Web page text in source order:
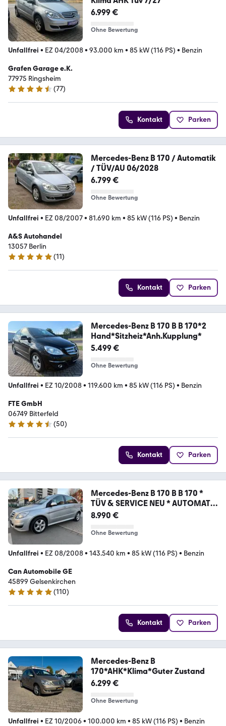
6.999 €
Ohne Bewertung
Unfallfrei • EZ 04/2008• 93.000 km • 85 kW (116 PS) • Benzin
Grafen Garage e.K.
77975 Ringsheim
4.3 Sterne
(77)
Kontakt Parken
Mercedes-Benz B 170 / Automatik
/ TÜV/AU 06/2028
6.799 €
Ohne Bewertung
Unfallfrei • EZ 08/2007• 81.690 km • 85 kW (116 PS) • Benzin
A&S Autohandel
13057 Berlin
5 Sterne
(11)
Kontakt Parken
Mercedes-Benz B 170 B B 170*2
Hand*Sitzheiz*Anh.Kupplung*
5.499 €
Ohne Bewertung
Unfallfrei • EZ 10/2008• 119.600 km • 85 kW (116 PS) • Benzin
FTE GmbH
06749 Bitterfeld
4.3 Sterne
(50)
Kontakt Parken
Mercedes-Benz B 170 B B 170 *
TÜV & SERVICE NEU * AUTOMATIK
*
8.990 €
Ohne Bewertung
Unfallfrei • EZ 08/2008• 143.540 km • 85 kW (116 PS) • Benzin
Can Automobile GE
45899 Gelsenkirchen
4.8 Sterne
(110)
Kontakt Parken
Mercedes-Benz B
170*AHK*Klima*Guter Zustand
6.299 €
Ohne Bewertung
Unfallfrei • EZ 10/2006• 100.000 km • 85 kW (116 PS) • Benzin